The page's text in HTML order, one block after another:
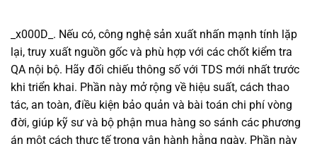
_x000D_. Nếu có, công nghệ sản xuất nhấn mạnh tính lặp
lại, truy xuất nguồn gốc và phù hợp với các chốt kiểm tra
QA nội bộ. Hãy đối chiếu thông số với TDS mới nhất trước
khi triển khai. Phần này mở rộng về hiệu suất, cách thao
tác, an toàn, điều kiện bảo quản và bài toán chi phí vòng
đời, giúp kỹ sư và bộ phận mua hàng so sánh các phương
án một cách thực tế trong vận hành hằng ngày. Phần này